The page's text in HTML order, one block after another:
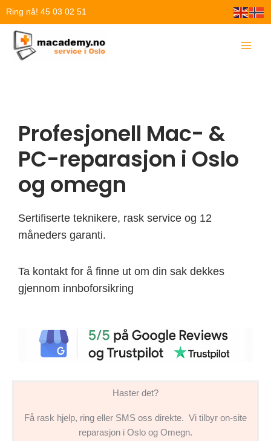
Hopp
innholdet
Ring nå! 45 03 02 51
Profesjonell Mac- &
PC-reparasjon i Oslo
og omegn
Sertifiserte teknikere, rask service og 12
måneders garanti.
Ta kontakt for å finne ut om din sak dekkes
gjennom innboforsikring
Haster det?
Få rask hjelp, ring eller SMS oss direkte. Vi tilbyr on-site
reparasjon i Oslo og Omegn.